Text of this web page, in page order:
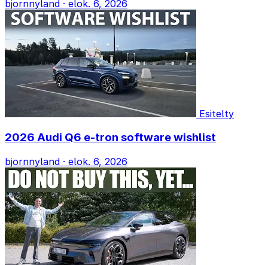
bjornnyland · elok. 6, 2026
Esitelty
2026 Audi Q6 e-tron software wishlist
bjornnyland · elok. 6, 2026